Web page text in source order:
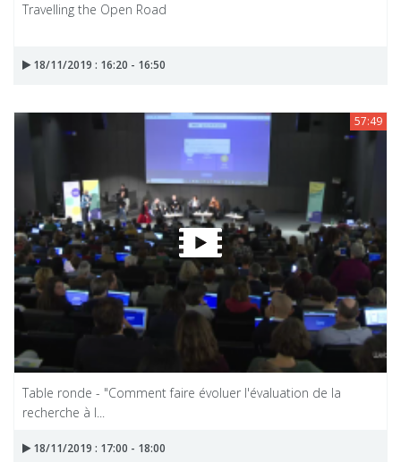
Travelling the Open Road
18/11/2019 : 16:20 - 16:50
57:49
Table ronde - "Comment faire évoluer l'évaluation de la
recherche à l...
18/11/2019 : 17:00 - 18:00